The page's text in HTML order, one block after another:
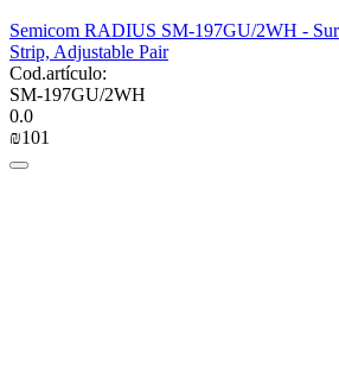
Semicom RADIUS SM-197GU/2WH -
Strip, Adjustable Pair
Cod.artículo:
SM-197GU/2WH
0.0
₪‍101‍